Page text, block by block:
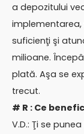
a depozitului
suficienţi şi
milioane.
plată. Aşa se
trecut.
# R : Ce
V.D.: Ţi se